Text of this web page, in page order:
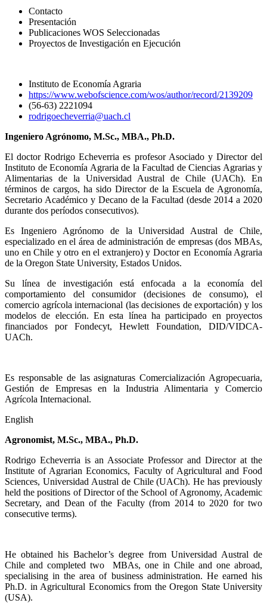
Contacto
Presentación
Publicaciones WOS Seleccionadas
Proyectos de Investigación en Ejecución
Instituto de Economía Agraria
https://www.webofscience.com/wos/author/record/2139209
(56-63) 2221094
rodrigoecheverria@uach.cl
Ingeniero Agrónomo, M.Sc., MBA., Ph.D.
El doctor Rodrigo Echeverria es profesor Asociado y Director del
Instituto de Economía Agraria de la Facultad de Ciencias Agrarias y
Alimentarias de la Universidad Austral de Chile (UACh). En
términos de cargos, ha sido Director de la Escuela de Agronomía,
Secretario Académico y Decano de la Facultad (desde 2014 a 2020
durante dos períodos consecutivos).
Es Ingeniero Agrónomo de la Universidad Austral de Chile,
especializado en el área de administración de empresas (dos MBAs,
uno en Chile y otro en el extranjero) y Doctor en Economía Agraria
de la Oregon State University, Estados Unidos.
Su línea de investigación está enfocada a la economía del
comportamiento del consumidor (decisiones de consumo), el
comercio agrícola internacional (las decisiones de exportación) y los
modelos de elección. En esta línea ha participado en proyectos
financiados por Fondecyt, Hewlett Foundation, DID/VIDCA-
UACh.
Es responsable de las asignaturas Comercialización Agropecuaria,
Gestión de Empresas en la Industria Alimentaria y Comercio
Agrícola Internacional.
English
Agronomist, M.Sc., MBA., Ph.D.
Rodrigo Echeverria is an Associate Professor and Director at the
Institute of Agrarian Economics, Faculty of Agricultural and Food
Sciences, Universidad Austral de Chile (UACh). He has previously
held the positions of Director of the School of Agronomy, Academic
Secretary, and Dean of the Faculty (from 2014 to 2020 for two
consecutive terms).
He obtained his Bachelor’s degree from Universidad Austral de
Chile and completed two MBAs, one in Chile and one abroad,
specialising in the area of ​​business administration. He earned his
Ph.D. in Agricultural Economics from the Oregon State University
(USA).